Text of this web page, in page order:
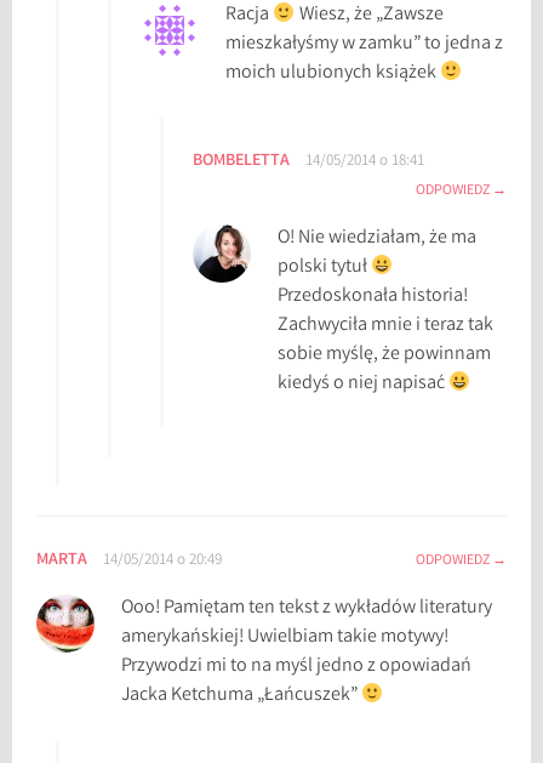
Racja
Wiesz, że „Zawsze
mieszkałyśmy w zamku” to jedna z
moich ulubionych książek
BOMBELETTA 14/05/2014 o 18:41
ODPOWIEDZ
O! Nie wiedziałam, że ma
polski tytuł
Przedoskonała historia!
Zachwyciła mnie i teraz tak
sobie myślę, że powinnam
kiedyś o niej napisać
MARTA 14/05/2014 o 20:49 ODPOWIEDZ
Ooo! Pamiętam ten tekst z wykładów literatury
amerykańskiej! Uwielbiam takie motywy!
Przywodzi mi to na myśl jedno z opowiadań
Jacka Ketchuma „Łańcuszek”